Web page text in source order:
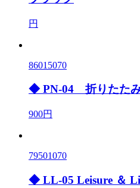
円
86015070
◆ PN-04 折りたたみ
900円
79501070
◆ LL-05 Leisure ＆